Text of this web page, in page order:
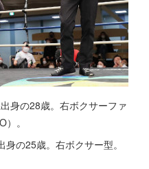
身の28歳。右ボクサーファ
。
の25歳。右ボクサー型。